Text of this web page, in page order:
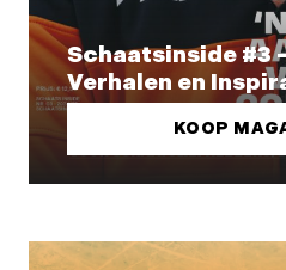
Schaatsinside #3
Verhalen en
KOOP